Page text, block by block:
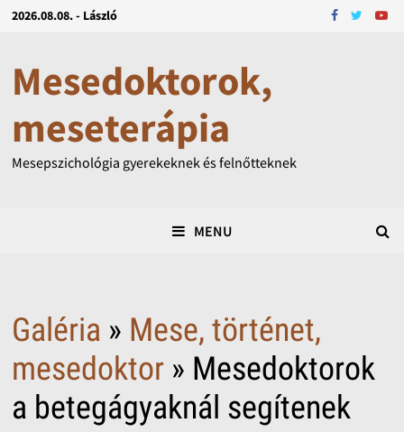
2026.08.08. - László
Mesedoktorok,
meseterápia
Mesepszichológia gyerekeknek és felnőtteknek
MENU
Galéria » Mese, történet,
mesedoktor» Mesedoktorok
a betegágyaknál segítenek